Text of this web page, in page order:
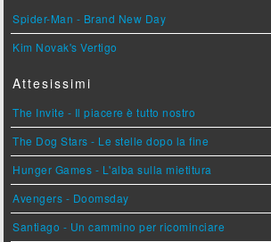
Spider-Man - Brand New Day
Kim Novak's Vertigo
Attesissimi
The Invite - Il piacere è tutto nostro
The Dog Stars - Le stelle dopo la fine
Hunger Games - L'alba sulla mietitura
Avengers - Doomsday
Santiago - Un cammino per ricominciare